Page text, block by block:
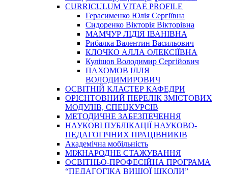
CURRICULUM VITAE PROFILE
Герасименко Юлія Сергіївна
Сидоренко Вікторія Вікторівна
МАМЧУР ЛІДІЯ ІВАНІВНА
Рибалка Валентин Васильович
КЛОЧКО АЛЛА ОЛЕКСІЇВНА
Кулішов Володимир Сергійович
ПАХОМОВ ІЛЛЯ
ВОЛОДИМИРОВИЧ
ОСВІТНІЙ КЛАСТЕР КАФЕДРИ
ОРІЄНТОВНИЙ ПЕРЕЛІК ЗМІСТОВИХ
МОДУЛІВ, СПЕЦКУРСІВ
МЕТОДИЧНЕ ЗАБЕЗПЕЧЕННЯ
НАУКОВІ ПУБЛІКАЦІЇ НАУКОВО-
ПЕДАГОГІЧНИХ ПРАЦІВНИКІВ
Академічна мобільність
МІЖНАРОДНЕ СТАЖУВАННЯ
ОСВІТНЬО-ПРОФЕСІЙНА ПРОГРАМА
“ПЕДАГОГІКА ВИЩОЇ ШКОЛИ”